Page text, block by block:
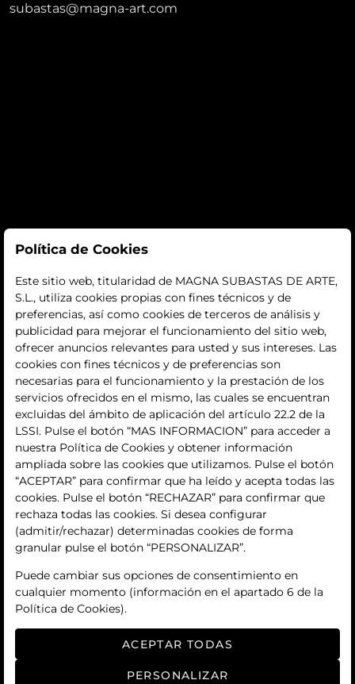
subastas@magna-art.com
Subastas
subastas
histórico
La empresa
quiénes somos
contacto
Términos y condiciones
condiciones generales de contratación
política de privacidad
aviso legal
política de cookies
ajuste de cookies
Política de Cookies
Este sitio web, titularidad de MAGNA SUBASTAS DE ARTE,
S.L., utiliza cookies propias con fines técnicos y de
preferencias, así como cookies de terceros de análisis y
publicidad para mejorar el funcionamiento del sitio web,
ofrecer anuncios relevantes para usted y sus intereses. Las
cookies con fines técnicos y de preferencias son
necesarias para el funcionamiento y la prestación de los
servicios ofrecidos en el mismo, las cuales se encuentran
excluidas del ámbito de aplicación del artículo 22.2 de la
LSSI. Pulse el botón “MAS INFORMACION” para acceder a
nuestra Política de Cookies y obtener información
ampliada sobre las cookies que utilizamos. Pulse el botón
“ACEPTAR” para confirmar que ha leído y acepta todas las
cookies. Pulse el botón “RECHAZAR” para confirmar que
rechaza todas las cookies. Si desea configurar
(admitir/rechazar) determinadas cookies de forma
granular pulse el botón “PERSONALIZAR”.
Puede cambiar sus opciones de consentimiento en
cualquier momento (información en el apartado 6 de la
Política de Cookies).
ACEPTAR TODAS
PERSONALIZAR